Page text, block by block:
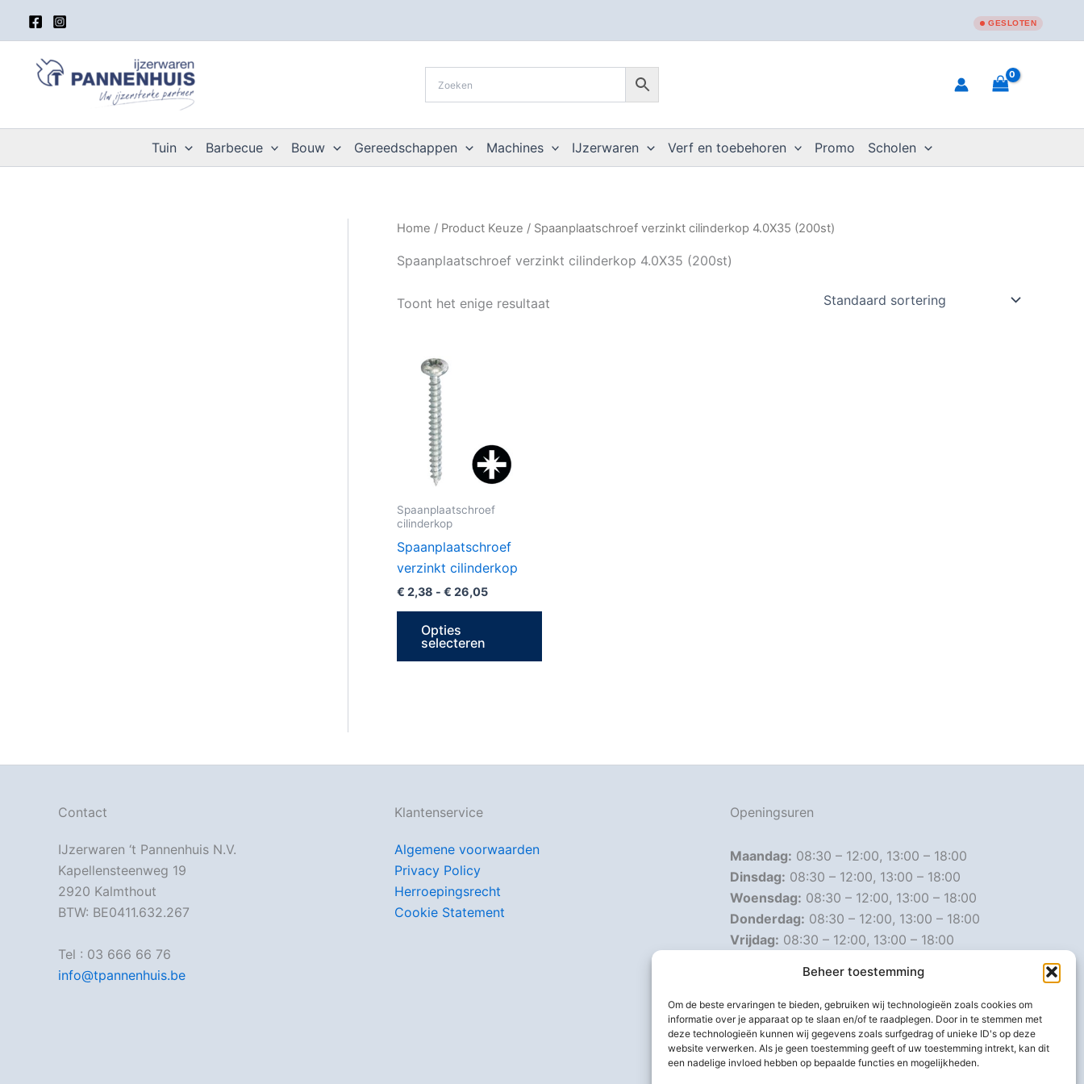
Beheer toestemming
Om de beste ervaringen te bieden, gebruiken wij technologieën zoals cookies om
informatie over je apparaat op te slaan en/of te raadplegen. Door in te stemmen met
deze technologieën kunnen wij gegevens zoals surfgedrag of unieke ID's op deze
website verwerken. Als je geen toestemming geeft of uw toestemming intrekt, kan dit
een nadelige invloed hebben op bepaalde functies en mogelijkheden.
inhoud
GESLOTEN
Tuin Barbecue Bouw Gereedschappen Machines IJzerwaren Verf en toebehoren Promo Scholen
Home / Product Keuze / Spaanplaatschroef verzinkt cilinderkop 4.0X35 (200st)
Spaanplaatschroef verzinkt cilinderkop 4.0X35 (200st)
Toont het enige resultaat
Spaanplaatschroef
cilinderkop
Spaanplaatschroef
verzinkt cilinderkop
€ 2,38 - € 26,05
Opties
selecteren
productpagina
Contact
IJzerwaren ‘t Pannenhuis N.V.
Kapellensteenweg 19
2920 Kalmthout
BTW: BE0411.632.267
Tel : 03 666 66 76
info@tpannenhuis.be
Klantenservice
Algemene voorwaarden
Privacy Policy
Herroepingsrecht
Cookie Statement
Openingsuren
Maandag: 08:30 – 12:00, 13:00 – 18:00
Dinsdag: 08:30 – 12:00, 13:00 – 18:00
Woensdag: 08:30 – 12:00, 13:00 – 18:00
Donderdag: 08:30 – 12:00, 13:00 – 18:00
Vrijdag: 08:30 – 12:00, 13:00 – 18:00
Gesloten
Afwijkende openingsuren